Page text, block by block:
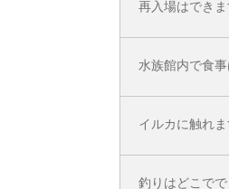
再入場はできま
水族館内で食
イルカに触れま
釣りはどこで